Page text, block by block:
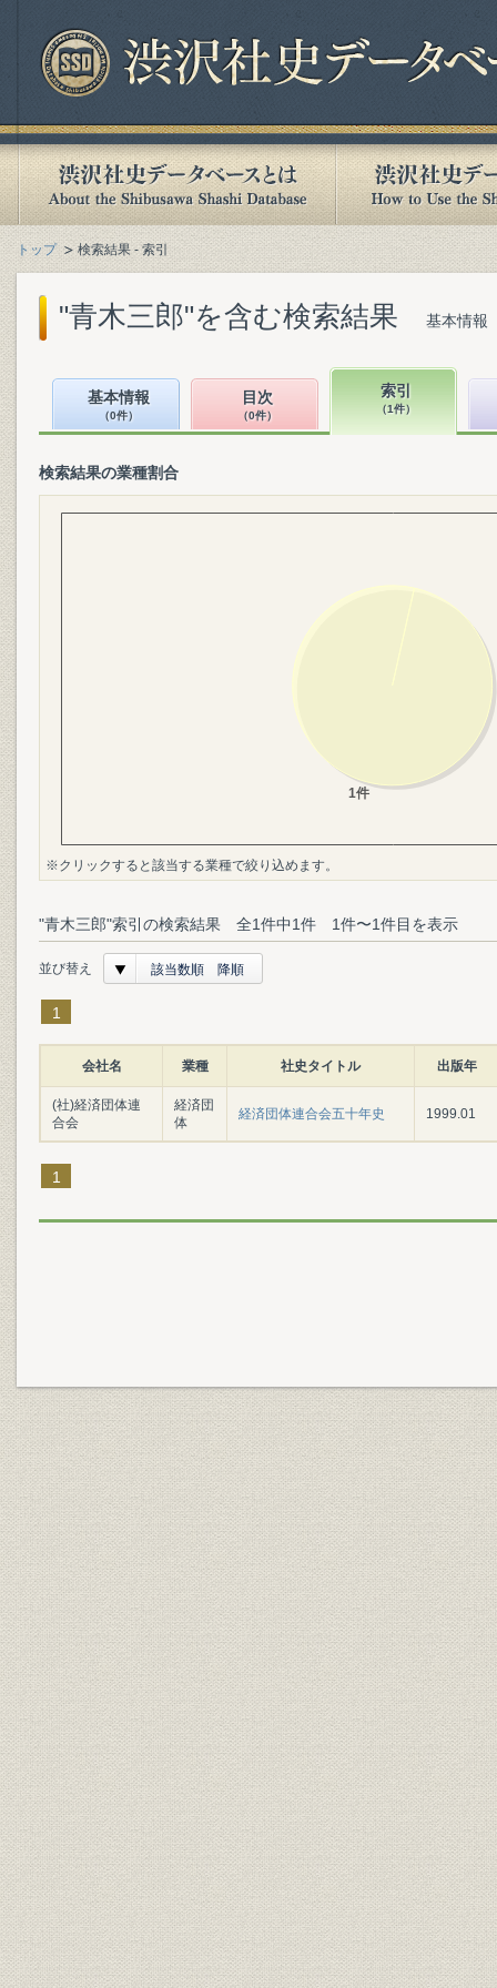
トップ 検索結果 - 索引
"青木三郎"を含む検索結果 基本情報
基本情報
（0件）
目次
（0件）
索引
（1件）
検索結果の業種割合
※クリックすると該当する業種で絞り込めます。
"青木三郎"索引の検索結果 全1件中1件 1件〜1件目を表示
並び替え 該当数順 降順
1
会社名 業種 社史タイトル 出版年
(社)経済団体連
合会
経済団
体
経済団体連合会五十年史 1999.01
1